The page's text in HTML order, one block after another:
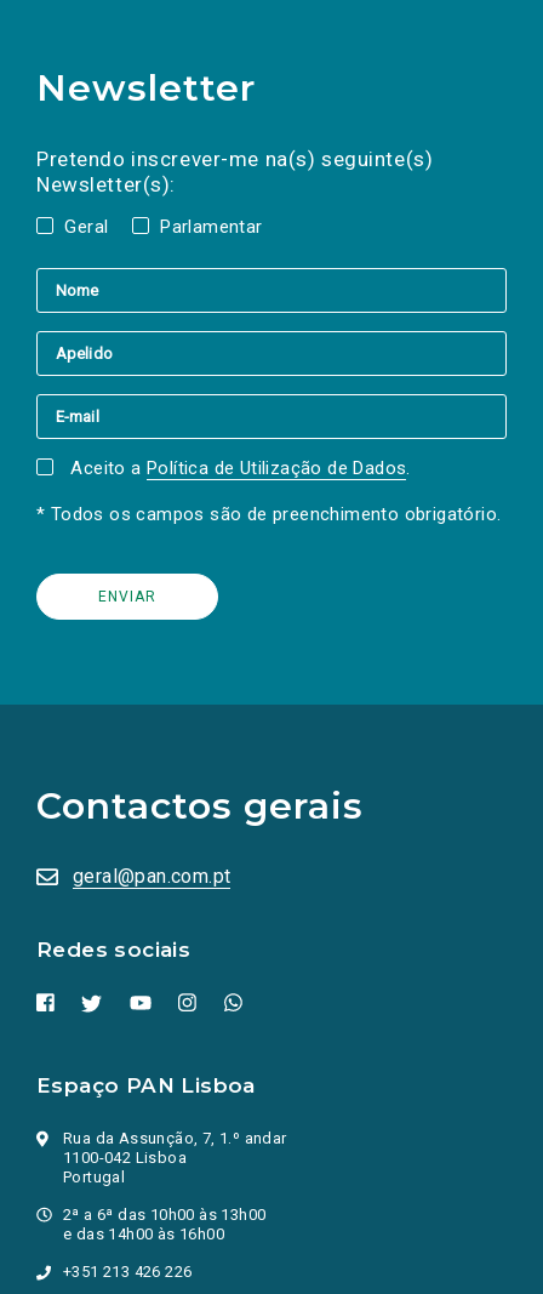
Newsletter
Pretendo inscrever-me na(s) seguinte(s)
Newsletter(s):
Geral Parlamentar
a(s) newsletter(s).
mail
Aceito a Política de Utilização de Dados.
* Todos os campos são de preenchimento obrigatório.
Contactos gerais
geral@pan.com.pt
Redes sociais
redes
sociais
numa
nova
Espaço PAN Lisboa
Rua da Assunção, 7, 1.º andar
1100-042 Lisboa
Portugal
2ª a 6ª das 10h00 às 13h00
e das 14h00 às 16h00
+351 213 426 226